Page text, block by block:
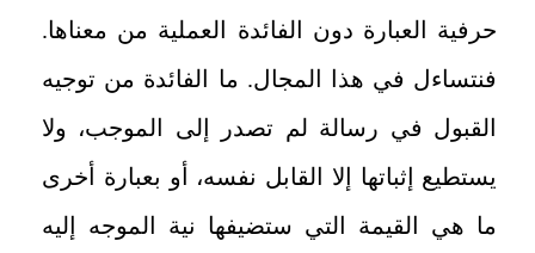
حرفية العبارة دون الفائدة العملية من معناها.
فنتساءل في هذا المجال. ما الفائدة من توجيه
القبول في رسالة لم تصدر إلى الموجب، ولا
يستطيع إثباتها إلا القابل نفسه، أو بعبارة أخرى
ما هي القيمة التي ستضيفها نية الموجه إليه